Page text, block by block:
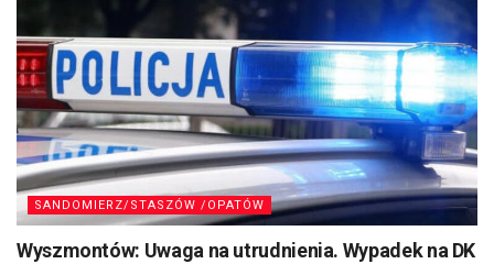
SANDOMIERZ/STASZÓW /OPATÓW
Wyszmontów: Uwaga na utrudnienia. Wypadek na DK